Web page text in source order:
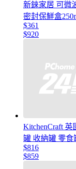
新錸家居 可微
密封保鮮盒
$361
$920
KitchenCraft
罐 收納罐 零食
$816
$859